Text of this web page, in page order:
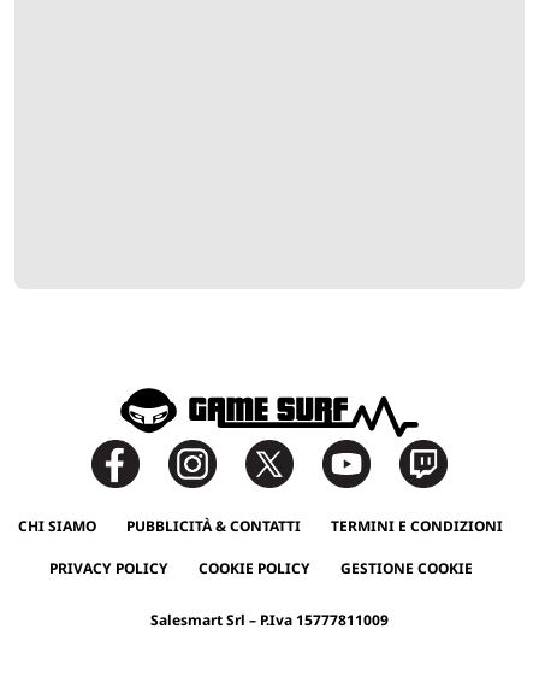
CHI SIAMO PUBBLICITÀ & CONTATTI TERMINI E CONDIZIONI
PRIVACY POLICY COOKIE POLICY GESTIONE COOKIE
Salesmart Srl – P.Iva 15777811009